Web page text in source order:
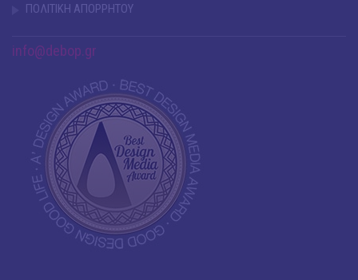
ΠΟΛΙΤΙΚΗ ΑΠΟΡΡΗΤΟΥ
info@debop.gr